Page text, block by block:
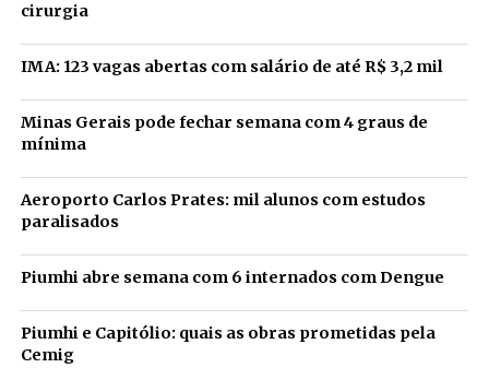
cirurgia
IMA: 123 vagas abertas com salário de até R$ 3,2 mil
Minas Gerais pode fechar semana com 4 graus de
mínima
Aeroporto Carlos Prates: mil alunos com estudos
paralisados
Piumhi abre semana com 6 internados com Dengue
Piumhi e Capitólio: quais as obras prometidas pela
Cemig